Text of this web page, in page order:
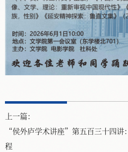
上一篇：
“侯外庐学术讲座”第五百三十四讲
程